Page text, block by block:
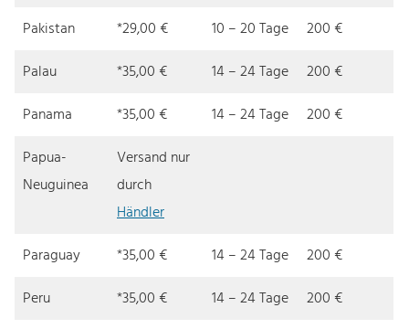
Pakistan *29,00 € 10 – 20 Tage
200 €
Palau
*35,00 € 14 – 24 Tage
200 €
Panama
*35,00 € 14 – 24 Tage
200 €
Papua-
Neuguinea
Versand nur
durch
Händler
Paraguay
*35,00 € 14 – 24 Tage
200 €
Peru
*35,00 € 14 – 24 Tage
200 €